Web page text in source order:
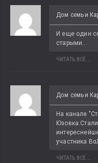
Дом семьи
И еще один
старыми...
ЧИТАТЬ ВСЁ...
Дом семьи
На канале
участника
ЧИТАТЬ ВСЁ...